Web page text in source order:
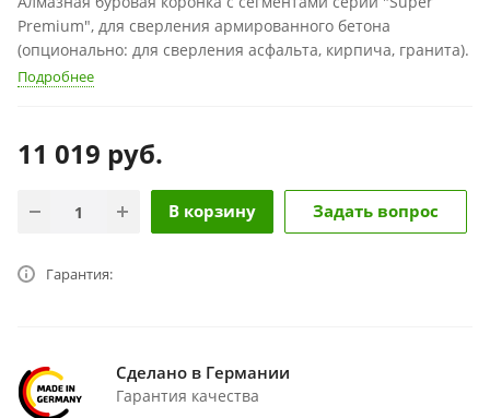
Premium", для сверления армированного бетона
(опционально: для сверления асфальта, кирпича, гранита).
Подробнее
11 019 руб.
В корзину Задать вопрос
Гарантия:
Сделано в Германии
Гарантия качества